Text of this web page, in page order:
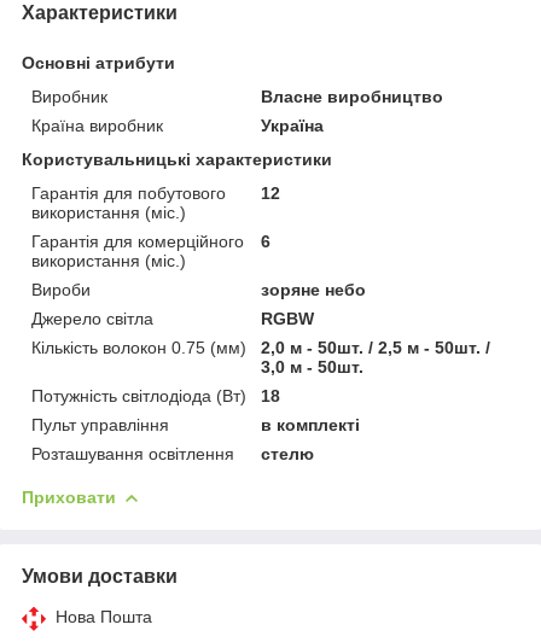
Характеристики
Основні атрибути
Виробник
Власне виробництво
Країна виробник
Україна
Користувальницькі характеристики
Гарантія для побутового
використання (міс.)
12
Гарантія для комерційного
використання (міс.)
6
Вироби
зоряне небо
Джерело світла
RGBW
Кількість волокон 0.75 (мм)
2,0 м - 50шт. / 2,5 м - 50шт. /
3,0 м - 50шт.
Потужність світлодіода (Вт)
18
Пульт управління
в комплекті
Розташування освітлення
стелю
Приховати
Умови доставки
Нова Пошта